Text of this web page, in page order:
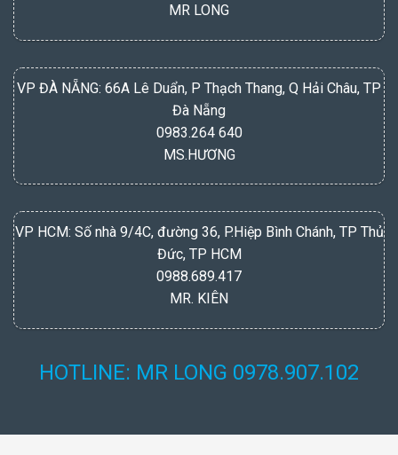
MR LONG
VP ĐÀ NẴNG: 66A Lê Duẩn, P Thạch Thang, Q Hải Châu, TP
Đà Nẵng
0983.264 640
MS.HƯƠNG
VP HCM: Số nhà 9/4C, đường 36, P.Hiệp Bình Chánh, TP Thủ
Đức, TP HCM
0988.689.417
MR. KIÊN
HOTLINE: MR LONG 0978.907.102